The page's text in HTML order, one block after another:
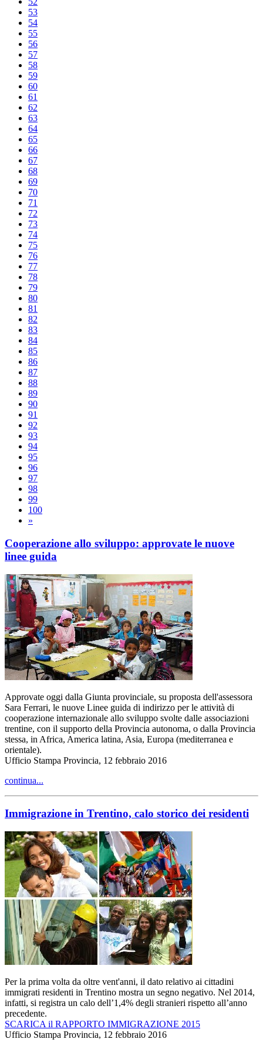
53
54
55
56
57
58
59
60
61
62
63
64
65
66
67
68
69
70
71
72
73
74
75
76
77
78
79
80
81
82
83
84
85
86
87
88
89
90
91
92
93
94
95
96
97
98
99
100
»
Cooperazione allo sviluppo: approvate le nuove
linee guida
Approvate oggi dalla Giunta provinciale, su proposta dell'assessora
Sara Ferrari, le nuove Linee guida di indirizzo per le attività di
cooperazione internazionale allo sviluppo svolte dalle associazioni
trentine, con il supporto della Provincia autonoma, o dalla Provincia
stessa, in Africa, America latina, Asia, Europa (mediterranea e
orientale).
Ufficio Stampa Provincia, 12 febbraio 2016
continua...
Immigrazione in Trentino, calo storico dei residenti
Per la prima volta da oltre vent'anni, il dato relativo ai cittadini
immigrati residenti in Trentino mostra un segno negativo. Nel 2014,
infatti, si registra un calo dell’1,4% degli stranieri rispetto all’anno
precedente.
SCARICA il RAPPORTO IMMIGRAZIONE 2015
Ufficio Stampa Provincia, 12 febbraio 2016